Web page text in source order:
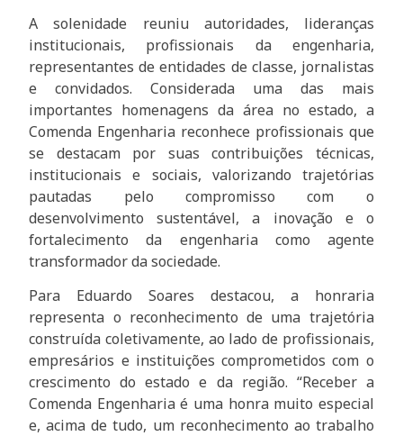
A solenidade reuniu autoridades, lideranças
institucionais, profissionais da engenharia,
representantes de entidades de classe, jornalistas
e convidados. Considerada uma das mais
importantes homenagens da área no estado, a
Comenda Engenharia reconhece profissionais que
se destacam por suas contribuições técnicas,
institucionais e sociais, valorizando trajetórias
pautadas pelo compromisso com o
desenvolvimento sustentável, a inovação e o
fortalecimento da engenharia como agente
transformador da sociedade.
Para Eduardo Soares destacou, a honraria
representa o reconhecimento de uma trajetória
construída coletivamente, ao lado de profissionais,
empresários e instituições comprometidos com o
crescimento do estado e da região. “Receber a
Comenda Engenharia é uma honra muito especial
e, acima de tudo, um reconhecimento ao trabalho